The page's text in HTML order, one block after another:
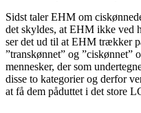
Sidst taler EHM om
det skyldes, at EHM ikke ved
ser det ud til at EHM trækker
”transkønnet” og ”ciskønnet”
mennesker, der som
disse to kategorier og derfor
at få dem påduttet i det store